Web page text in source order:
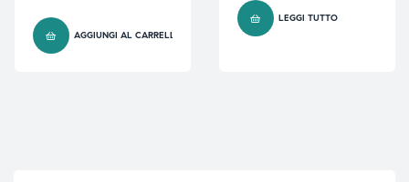
AGGIUNGI AL CARRELLO
LEGGI TUTTO